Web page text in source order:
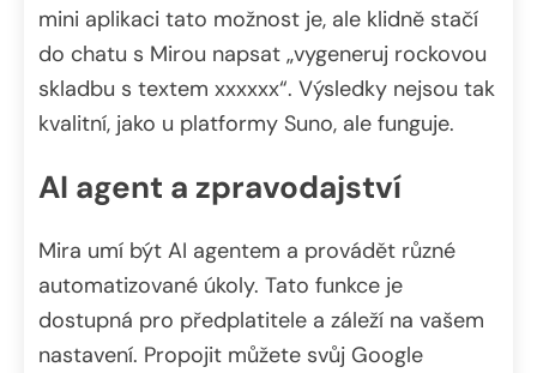
mini aplikaci tato možnost je, ale klidně stačí
do chatu s Mirou napsat „vygeneruj rockovou
skladbu s textem xxxxxx“. Výsledky nejsou tak
kvalitní, jako u platformy Suno, ale funguje.
AI agent a zpravodajství
Mira umí být AI agentem a provádět různé
automatizované úkoly. Tato funkce je
dostupná pro předplatitele a záleží na vašem
nastavení. Propojit můžete svůj Google